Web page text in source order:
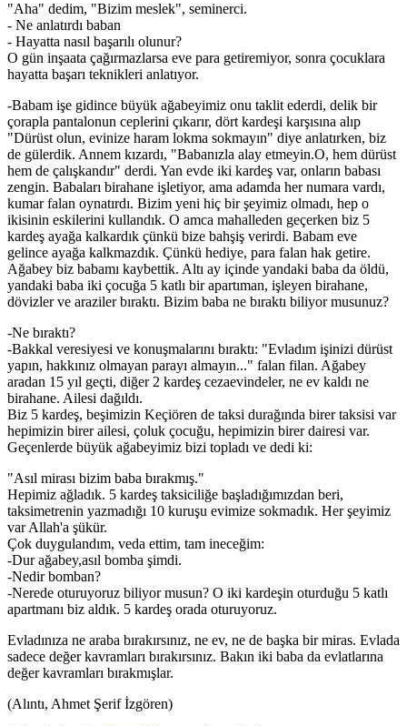
"Aha" dedim, "Bizim meslek", seminerci.
- Ne anlatırdı baban
- Hayatta nasıl başarılı olunur?
O gün inşaata çağırmazlarsa eve para getiremiyor, sonra çocuklara
hayatta başarı teknikleri anlatıyor.
-Babam işe gidince büyük ağabeyimiz onu taklit ederdi, delik bir
çorapla pantalonun ceplerini çıkarır, dört kardeşi karşısına alıp
"Dürüst olun, evinize haram lokma sokmayın" diye anlatırken, biz
de gülerdik. Annem kızardı, "Babanızla alay etmeyin.O, hem dürüst
hem de çalışkandır" derdi. Yan evde iki kardeş var, onların babası
zengin. Babaları birahane işletiyor, ama adamda her numara vardı,
kumar falan oynatırdı. Bizim yeni hiç bir şeyimiz olmadı, hep o
ikisinin eskilerini kullandık. O amca mahalleden geçerken biz 5
kardeş ayağa kalkardık çünkü bize bahşiş verirdi. Babam eve
gelince ayağa kalkmazdık. Çünkü hediye, para falan hak getire.
Ağabey biz babamı kaybettik. Altı ay içinde yandaki baba da öldü,
yandaki baba iki çocuğa 5 katlı bir apartıman, işleyen birahane,
dövizler ve araziler bıraktı. Bizim baba ne bıraktı biliyor musunuz?
-Ne bıraktı?
-Bakkal veresiyesi ve konuşmalarını bıraktı: "Evladım işinizi dürüst
yapın, hakkınız olmayan parayı almayın..." falan filan. Ağabey
aradan 15 yıl geçti, diğer 2 kardeş cezaevindeler, ne ev kaldı ne
birahane. Ailesi dağıldı.
Biz 5 kardeş, beşimizin Keçiören de taksi durağında birer taksisi var
hepimizin birer ailesi, çoluk çocuğu, hepimizin birer dairesi var.
Geçenlerde büyük ağabeyimiz bizi topladı ve dedi ki:
"Asıl mirası bizim baba bırakmış."
Hepimiz ağladık. 5 kardeş taksiciliğe başladığımızdan beri,
taksimetrenin yazmadığı 10 kuruşu evimize sokmadık. Her şeyimiz
var Allah'a şükür.
Çok duygulandım, veda ettim, tam ineceğim:
-Dur ağabey,asıl bomba şimdi.
-Nedir bomban?
-Nerede oturuyoruz biliyor musun? O iki kardeşin oturduğu 5 katlı
apartmanı biz aldık. 5 kardeş orada oturuyoruz.
Evladınıza ne araba bırakırsınız, ne ev, ne de başka bir miras. Evlada
sadece değer kavramları bırakırsınız. Bakın iki baba da evlatlarına
değer kavramları bırakmışlar.
(Alıntı, Ahmet Şerif İzgören)